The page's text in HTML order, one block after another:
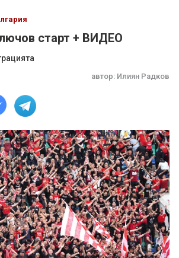
старт + ВИДЕО
автор: Илиян Радков